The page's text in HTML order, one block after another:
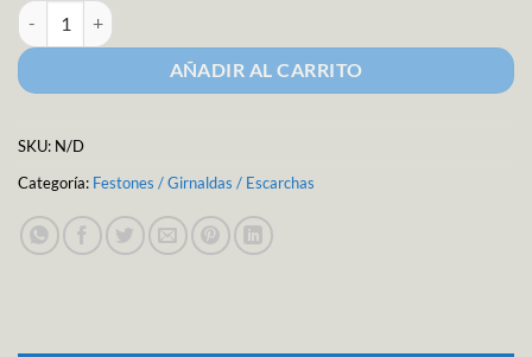
Guirnalda Hoja Doble M-741 cantidad
AÑADIR AL CARRITO
SKU: N/D
Categoría: Festones / Girnaldas / Escarchas